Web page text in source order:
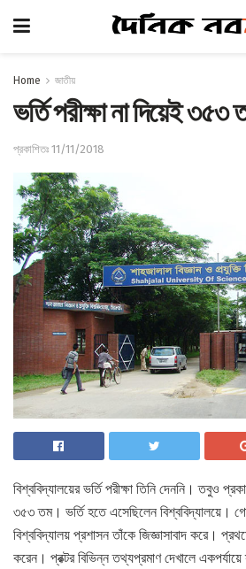
Home জাতীয়
ভর্তি পরীক্ষা না দিয়েই ৩৫৩
প্রকাশিতঃ 11/11/2018
বিশ্ববিদ্যালয়ের ভর্তি পরীক্ষা তিনি দেননি। তবুও
৩৫৩ তম। ভর্তি হতে এসেছিলেন বিশ্ববিদ্যালয়ে।
বিশ্ববিদ্যালয় প্রশাসন তাঁকে জিজ্ঞাসাবাদ করে।
করেন। প্রক্টর বিভিন্ন তথ্যপ্রমাণ দেখালে